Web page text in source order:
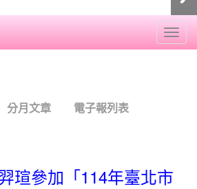
分月文章 電子報列表
瑄參加「114年臺北市